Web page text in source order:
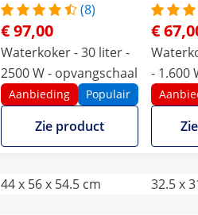
(8)
€ 97,00
Waterkoker - 30 liter -
2500 W - opvangschaal
Aanbieding Populair
Zie product
€
- 1.600
44 x 56 x 54.5 cm
32.5 x